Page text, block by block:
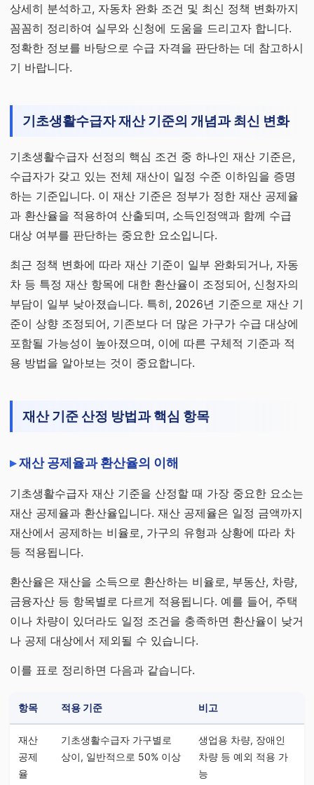
상세히 분석하고, 자동차 완화 조건 및 최신 정책 변화까지
꼼꼼히 정리하여 실무와 신청에 도움을 드리고자 합니다.
정확한 정보를 바탕으로 수급 자격을 판단하는 데 참고하시
기 바랍니다.
기초생활수급자 재산 기준의 개념과 최신 변화
기초생활수급자 선정의 핵심 조건 중 하나인 재산 기준은,
수급자가 갖고 있는 전체 재산이 일정 수준 이하임을 증명
하는 기준입니다. 이 재산 기준은 정부가 정한 재산 공제율
과 환산율을 적용하여 산출되며, 소득인정액과 함께 수급
대상 여부를 판단하는 중요한 요소입니다.
최근 정책 변화에 따라 재산 기준이 일부 완화되거나, 자동
차 등 특정 재산 항목에 대한 환산율이 조정되어, 신청자의
부담이 일부 낮아졌습니다. 특히, 2026년 기준으로 재산 기
준이 상향 조정되어, 기존보다 더 많은 가구가 수급 대상에
포함될 가능성이 높아졌으며, 이에 따른 구체적 기준과 적
용 방법을 알아보는 것이 중요합니다.
재산 기준 산정 방법과 핵심 항목
재산 공제율과 환산율의 이해
기초생활수급자 재산 기준을 산정할 때 가장 중요한 요소는
재산 공제율과 환산율입니다. 재산 공제율은 일정 금액까지
재산에서 공제하는 비율로, 가구의 유형과 상황에 따라 차
등 적용됩니다.
환산율은 재산을 소득으로 환산하는 비율로, 부동산, 차량,
금융자산 등 항목별로 다르게 적용됩니다. 예를 들어, 주택
이나 차량이 있더라도 일정 조건을 충족하면 환산율이 낮거
나 공제 대상에서 제외될 수 있습니다.
이를 표로 정리하면 다음과 같습니다.
항목 적용 기준 비고
재산
공제
율
기초생활수급자 가구별로
상이, 일반적으로 50% 이상
생업용 차량, 장애인
차량 등 예외 적용 가
능